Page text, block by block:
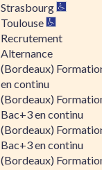
Strasbourg
Toulouse
Recrutement
Alternance
(Bordeaux)
en continu
(Bordeaux)
Bac+3 en continu
(Bordeaux)
Bac+3 en continu
(Bordeaux)